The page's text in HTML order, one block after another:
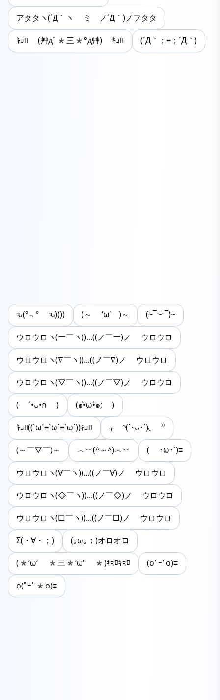
アタタヽ(´Д｀ヽ ミ ノ´Д｀)ノフタタ
ｷｮﾛ (艸дﾟ*三*°д艸) ｷｮﾛ (´Д｀；≡；´Д｀)
ԅ(º﹃º ԅ)))) (～ ‘ω’ )～ (~¯︶¯)~
ウロウロヽ(ー￣ヽ))...((ノ￣ー)ノ ウロウロ
ウロウロヽ(∇￣ヽ))...((ノ￣∇)ノ ウロウロ
ウロウロヽ(▽￣ヽ))...((ノ￣▽)ノ ウロウロ
( ´•ᴗ•ก ) (๑•̀ω•́๑; )
ｷｮﾛ((`ω´≡`ω´≡`ω´))ｷｮﾛ ₍₍ ◝(´･ᴗ･`)◟ ⁾⁾
(～￣▽￣)～ ︵︶(^～^)︵︶ ( ･ω･´)≡
ウロウロヽ(∀￣ヽ))...((ノ￣∀)ノ ウロウロ
ウロウロヽ(◇￣ヽ))...((ノ￣◇)ノ ウロウロ
ウロウロヽ(□￣ヽ))...((ノ￣□)ノ ウロウロ
Σ(・∀・；) (｡ω｡；)オロオロ
(*‘ω‘ *三*‘ω‘ *)ｷｮﾛｷｮﾛ (oﾟｰﾟo)≡
o(ﾟｰﾟ*o)≡